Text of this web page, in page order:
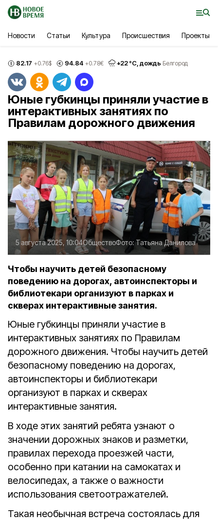
Новости Статьи Культура Происшествия Проекты
82.17 +0.76$ 94.84 +0.78€ +22°С, дождь Белгород
Юные губкинцы приняли участие в
интерактивных занятиях по
Правилам дорожного движения
5 августа 2025, 10:04ОбществоФото:Татьяна Данилова
Чтобы научить детей безопасному
поведению на дорогах, автоинспекторы и
библиотекари организуют в парках и
скверах интерактивные занятия.
Юные губкинцы приняли участие в
интерактивных занятиях по Правилам
дорожного движения. Чтобы научить детей
безопасному поведению на дорогах,
автоинспекторы и библиотекари
организуют в парках и скверах
интерактивные занятия.
В ходе этих занятий ребята узнают о
значении дорожных знаков и разметки,
правилах перехода проезжей части,
особенно при катании на самокатах и
велосипедах, а также о важности
использования светоотражателей.
Такая необычная встреча состоялась для